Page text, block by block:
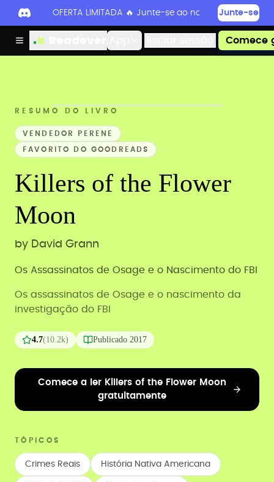
OFERTA LIMITADA 🔥 Junte-se ao nosso Discord
Junte-se
Comece
RESUMO DO LIVRO
VENDEDOR PERENE
FAVORITO DO GOODREADS
Killers of the Flower
Moon
by David Grann
Os Assassinatos de Osage e o Nascimento do FBI
Os assassinatos de Osage e o nascimento da
investigação do FBI
4.7(10.2k) Publicado 2017
Comece a ler Killers of the Flower Moon
gratuitamente
TÓPICOS
Crimes Reais História Nativa Americana